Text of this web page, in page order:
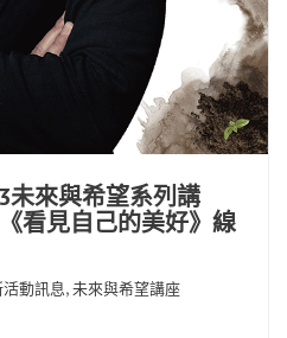
未來與希望系列講
看見自己的美好》線
動訊息,未來與希望講座